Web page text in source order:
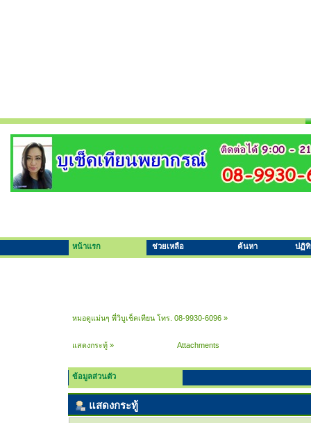
หน้าแรก ช่วยเหลือ ค้นหา ปฏิ
หมอดูแม่นๆ พี่วิบูเช็คเทียน โทร. 08-9930-6096 »
แสดงกระทู้ » Attachments
ข้อมูลส่วนตัว
แสดงกระทู้